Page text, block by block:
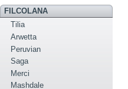
FILCOLANA
Tilia
Arwetta
Peruvian
Saga
Merci
Mashdale